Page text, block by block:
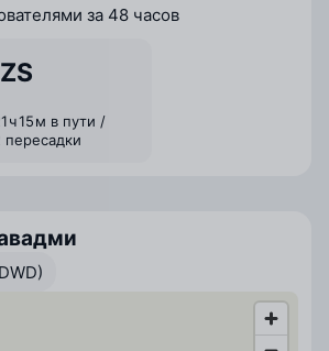
за 48 часов
⁠ч 15 ⁠м в пути /
пересадки